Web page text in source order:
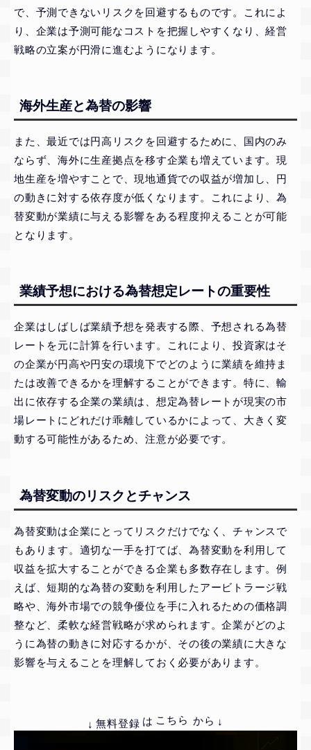
で、予測できないリスクを回避するものです。これによ
り、企業は予測可能なコストを把握しやすくなり、経営
戦略の立案が円滑に進むようになります。
海外生産と為替の影響
また、最近では円高リスクを回避するために、国内のみ
ならず、海外に生産拠点を移す企業も増えています。現
地生産を増やすことで、現地通貨での収益が増加し、円
の動きに対する依存度が低くなります。これにより、為
替変動が業績に与える影響をある程度抑えることが可能
となります。
業績予想における為替想定レートの重要性
企業はしばしば業績予想を発表する際、予想される為替
レートを元に計算を行います。これにより、投資家はそ
の企業が円高や円安の環境下でどのように業績を維持ま
たは改善できるかを理解することができます。特に、輸
出に依存する企業の業績は、想定為替レートが現実の市
場レートにどれだけ乖離しているかによって、大きく変
動する可能性があるため、注意が必要です。
為替変動のリスクとチャンス
為替変動は企業にとってリスクだけでなく、チャンスで
もあります。適切な一手を打てば、為替変動を利用して
収益を拡大することができる企業も多数存在します。例
えば、短期的な為替の変動を利用したアービトラージ戦
略や、海外市場での競争優位を手に入れるための価格調
整など、柔軟な経営戦略が求められます。企業がどのよ
うに為替の動きに対応するかが、その後の業績に大きな
影響を与えることを理解しておく必要があります。
↓ 無料登録 は こちら から ↓